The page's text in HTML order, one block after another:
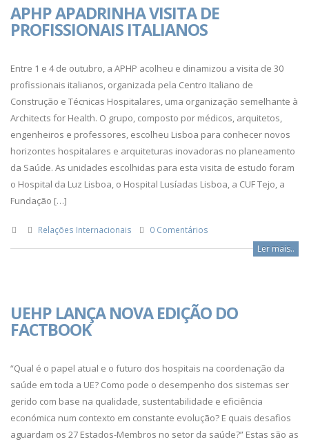
APHP APADRINHA VISITA DE
PROFISSIONAIS ITALIANOS
Entre 1 e 4 de outubro, a APHP acolheu e dinamizou a visita de 30
profissionais italianos, organizada pela Centro Italiano de
Construção e Técnicas Hospitalares, uma organização semelhante à
Architects for Health. O grupo, composto por médicos, arquitetos,
engenheiros e professores, escolheu Lisboa para conhecer novos
horizontes hospitalares e arquiteturas inovadoras no planeamento
da Saúde. As unidades escolhidas para esta visita de estudo foram
o Hospital da Luz Lisboa, o Hospital Lusíadas Lisboa, a CUF Tejo, a
Fundação […]
Relações Internacionais 0 Comentários
Ler mais..
UEHP LANÇA NOVA EDIÇÃO DO
FACTBOOK
“Qual é o papel atual e o futuro dos hospitais na coordenação da
saúde em toda a UE? Como pode o desempenho dos sistemas ser
gerido com base na qualidade, sustentabilidade e eficiência
económica num contexto em constante evolução? E quais desafios
aguardam os 27 Estados-Membros no setor da saúde?” Estas são as